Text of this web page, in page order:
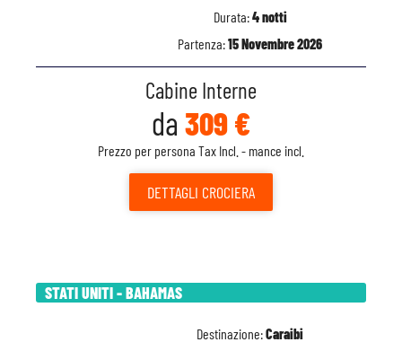
Durata:4 notti
Partenza:15 Novembre 2026
Cabine Interne
da 309 €
Prezzo per persona Tax Incl. - mance incl.
DETTAGLI CROCIERA
STATI UNITI - BAHAMAS
Destinazione:Caraibi